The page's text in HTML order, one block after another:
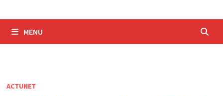
MENU
ACTUNET